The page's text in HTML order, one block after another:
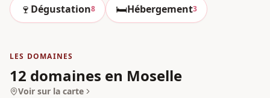
🍷 Dégustation8 🛏️Hébergement3
LES DOMAINES
12 domaines en Moselle
Voir sur la carte